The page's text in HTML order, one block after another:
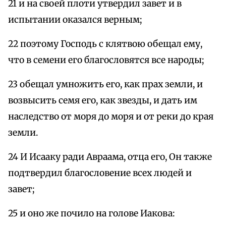
21 и на своей плоти утвердил завет и в
испытании оказался верным;
22 поэтому Господь с клятвою обещал ему,
что в семени его благословятся все народы;
23 обещал умножить его, как прах земли, и
возвысить семя его, как звезды, и дать им
наследство от моря до моря и от реки до края
земли.
24 И Исааку ради Авраама, отца его, Он также
подтвердил благословение всех людей и
завет;
25 и оно же почило на голове Иакова: